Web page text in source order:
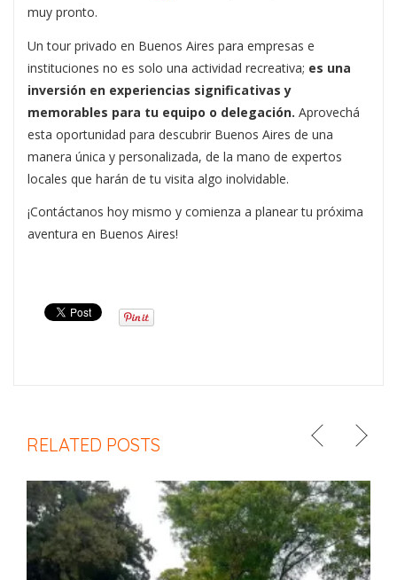
muy pronto.
Un tour privado en Buenos Aires para empresas e
instituciones no es solo una actividad recreativa; es una
inversión en experiencias significativas y
memorables para tu equipo o delegación. Aprovechá
esta oportunidad para descubrir Buenos Aires de una
manera única y personalizada, de la mano de expertos
locales que harán de tu visita algo inolvidable.
¡Contáctanos hoy mismo y comienza a planear tu próxima
aventura en Buenos Aires!
RELATED POSTS